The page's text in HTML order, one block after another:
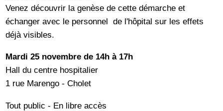
Venez découvrir la genèse de cette démarche et
échanger avec le personnel de l'hôpital sur les effets
déjà visibles.
Mardi 25 novembre de 14h à 17h
Hall du centre hospitalier
1 rue Marengo - Cholet
Tout public - En libre accès